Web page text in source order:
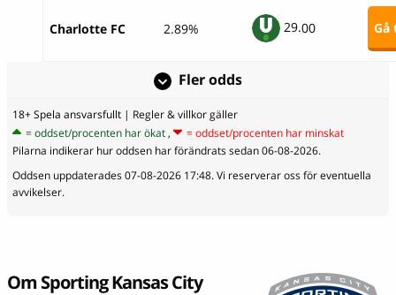
Charlotte FC 2.89% 29.00 Gå
Fler odds
18+ Spela ansvarsfullt| Regler & villkor gäller
= oddset/procenten har ökat ,
= oddset/procenten har minskat
Pilarna indikerar hur oddsen har förändrats sedan 06-08-2026.
Oddsen uppdaterades 07-08-2026 17:48. Vi reserverar oss för eventuella
avvikelser.
Om Sporting Kansas City